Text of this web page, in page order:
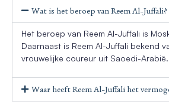
Wat is het beroep van Reem Al-Juffali?
Het beroep van Reem Al-Juffali is
Daarnaast is Reem Al-Juffali bekend
vrouwelijke coureur uit Saoedi-Arabië.
Waar heeft Reem Al-Juffali het